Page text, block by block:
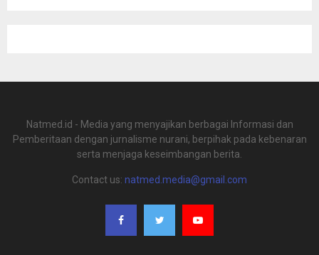
Natmed.id - Media yang menyajikan berbagai Informasi dan
Pemberitaan dengan jurnalisme nurani, berpihak pada kebenaran
serta menjaga keseimbangan berita.
Contact us: natmed.media@gmail.com